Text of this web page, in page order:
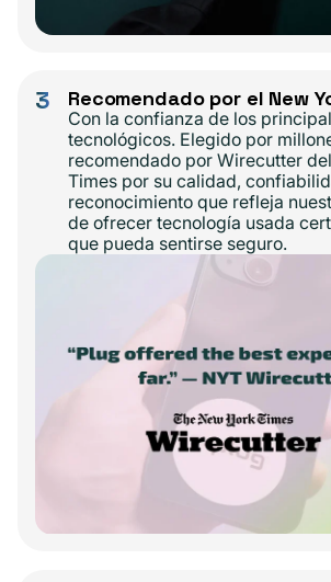
3 Recomendado por el New
Con la confianza de los
tecnológicos. Elegido por
recomendado por Wirecutter
Times por su calidad,
reconocimiento que refleja
de ofrecer tecnología usada
que pueda sentirse seguro.